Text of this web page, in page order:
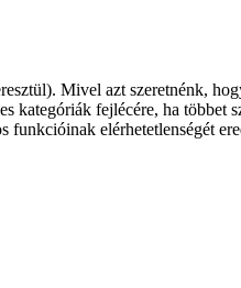
Mivel azt szeretnénk,
fejlécére, ha többet
funkcióinak elérhetetlenségét